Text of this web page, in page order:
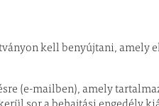
kell benyújtani, amely
(e-mailben), amely